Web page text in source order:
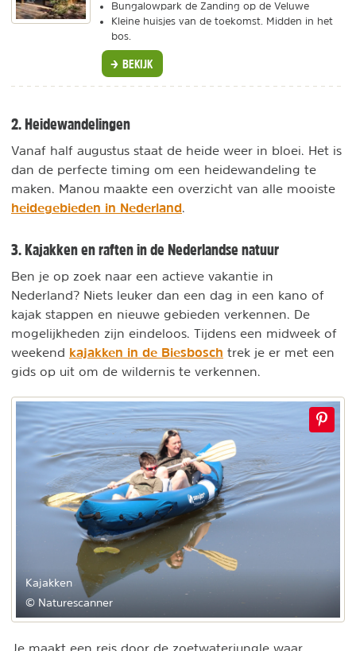
Bungalowpark de Zanding op de Veluwe
Kleine huisjes van de toekomst. Midden in het
bos.
BEKIJK
2. Heidewandelingen
Vanaf half augustus staat de heide weer in bloei. Het is
dan de perfecte timing om een heidewandeling te
maken. Manou maakte een overzicht van alle mooiste
heidegebieden in Nederland.
3. Kajakken en raften in de Nederlandse natuur
Ben je op zoek naar een actieve vakantie in
Nederland? Niets leuker dan een dag in een kano of
kajak stappen en nieuwe gebieden verkennen. De
mogelijkheden zijn eindeloos. Tijdens een midweek of
weekend kajakken in de Biesbosch trek je er met een
gids op uit om de wildernis te verkennen.
Kajakken
© Naturescanner
Je maakt een reis door de zoetwaterjungle waar